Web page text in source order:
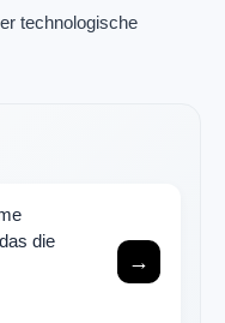
technologische
die
→